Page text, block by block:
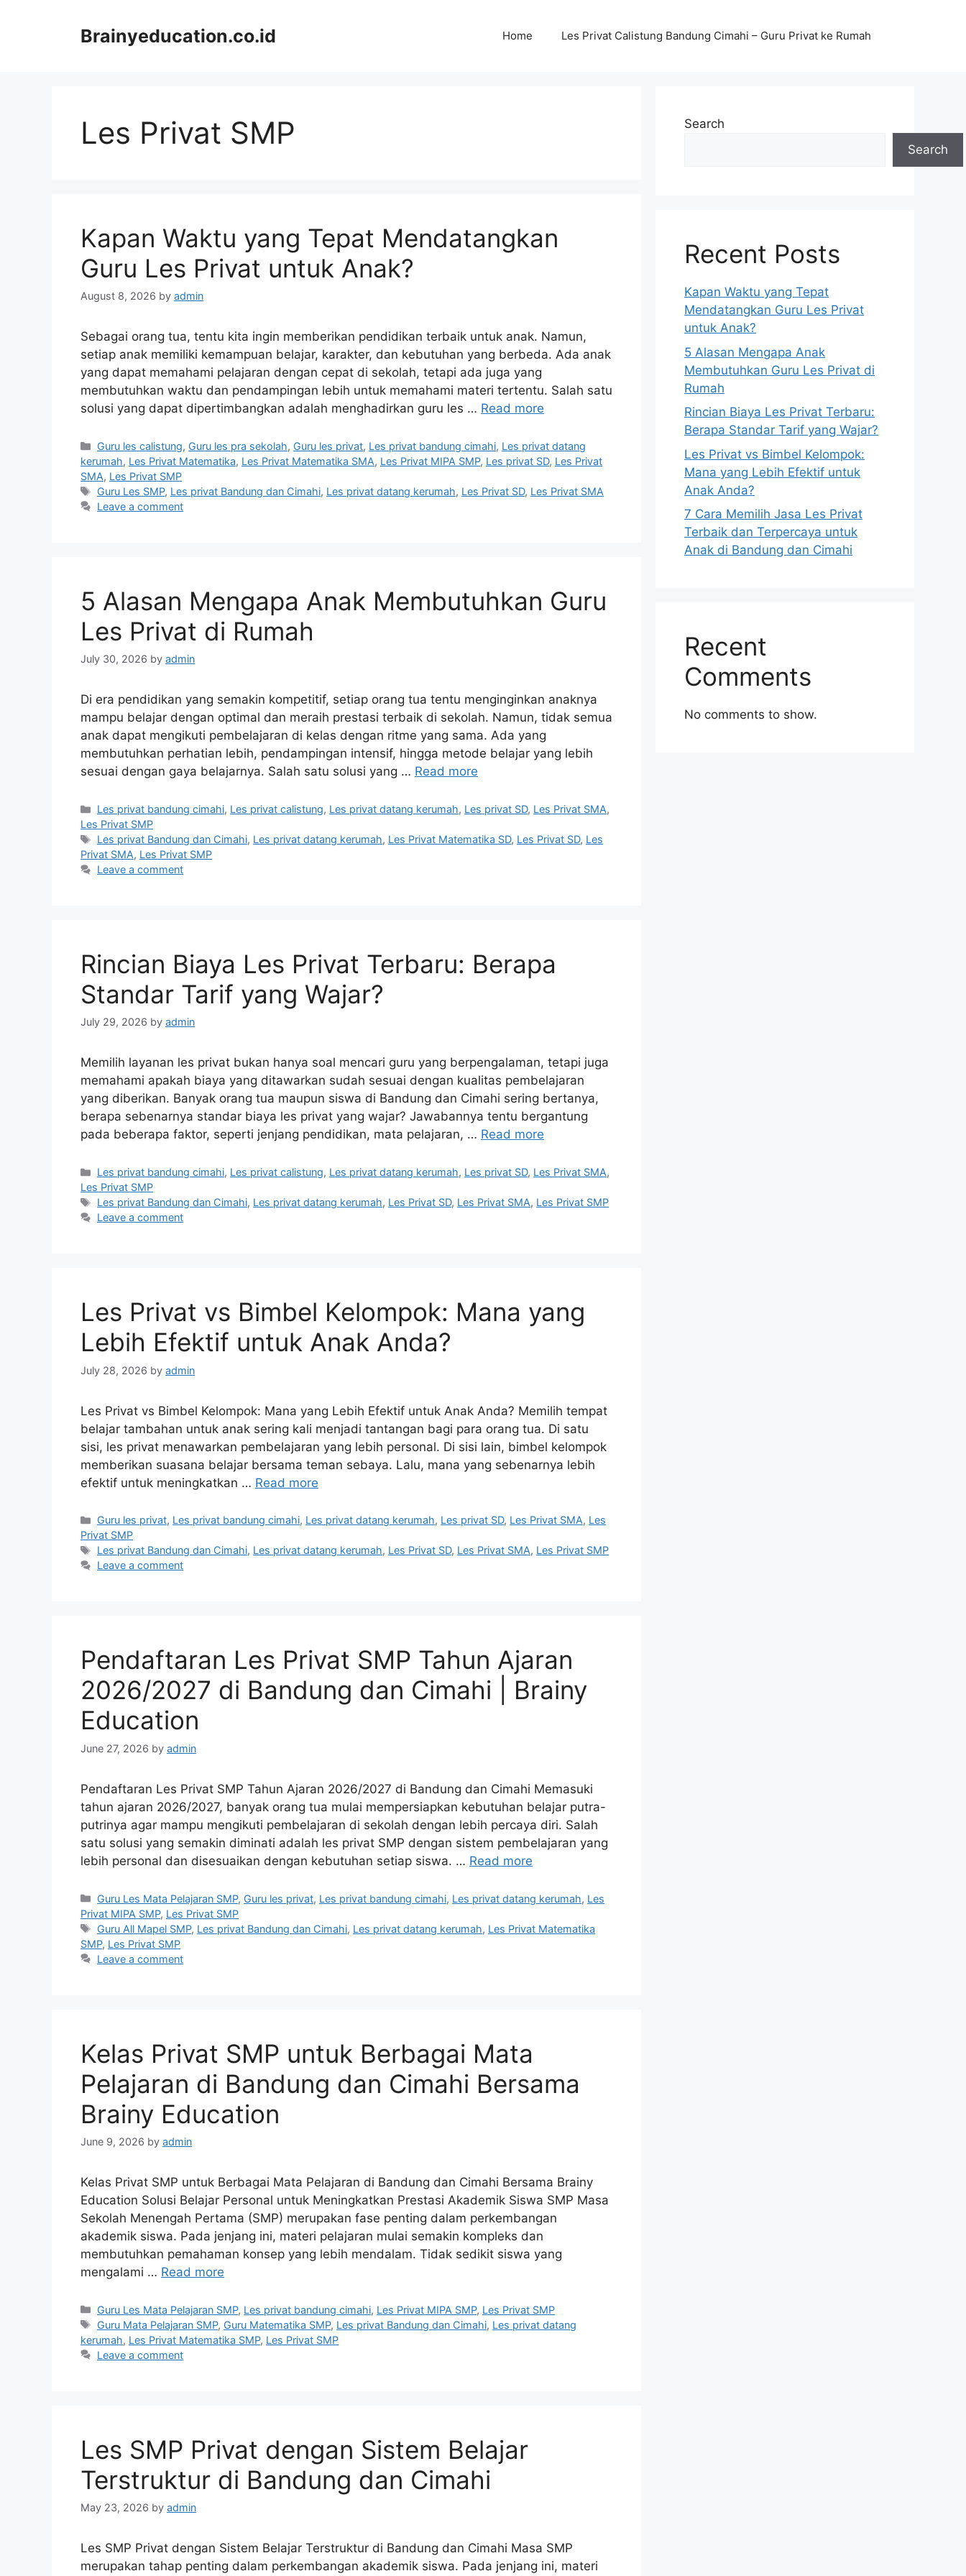
Brainyeducation.co.id Home Les Privat Calistung Bandung Cimahi – Guru Privat ke Rumah
Les Privat SMP
Kapan Waktu yang Tepat Mendatangkan
Guru Les Privat untuk Anak?
August 8, 2026 by admin
Sebagai orang tua, tentu kita ingin memberikan pendidikan terbaik untuk anak. Namun,
setiap anak memiliki kemampuan belajar, karakter, dan kebutuhan yang berbeda. Ada anak
yang dapat memahami pelajaran dengan cepat di sekolah, tetapi ada juga yang
membutuhkan waktu dan pendampingan lebih untuk memahami materi tertentu. Salah satu
solusi yang dapat dipertimbangkan adalah menghadirkan guru les … Read more
Categories
Guru les calistung, Guru les pra sekolah, Guru les privat, Les privat bandung cimahi, Les privat datang
kerumah, Les Privat Matematika, Les Privat Matematika SMA, Les Privat MIPA SMP, Les privat SD, Les Privat
SMA, Les Privat SMP
Tags
Guru Les SMP, Les privat Bandung dan Cimahi, Les privat datang kerumah, Les Privat SD, Les Privat SMA
Leave a comment
5 Alasan Mengapa Anak Membutuhkan Guru
Les Privat di Rumah
July 30, 2026 by admin
Di era pendidikan yang semakin kompetitif, setiap orang tua tentu menginginkan anaknya
mampu belajar dengan optimal dan meraih prestasi terbaik di sekolah. Namun, tidak semua
anak dapat mengikuti pembelajaran di kelas dengan ritme yang sama. Ada yang
membutuhkan perhatian lebih, pendampingan intensif, hingga metode belajar yang lebih
sesuai dengan gaya belajarnya. Salah satu solusi yang … Read more
Categories
Les privat bandung cimahi, Les privat calistung, Les privat datang kerumah, Les privat SD, Les Privat SMA,
Les Privat SMP
Tags
Les privat Bandung dan Cimahi, Les privat datang kerumah, Les Privat Matematika SD, Les Privat SD, Les
Privat SMA, Les Privat SMP
Leave a comment
Rincian Biaya Les Privat Terbaru: Berapa
Standar Tarif yang Wajar?
July 29, 2026 by admin
Memilih layanan les privat bukan hanya soal mencari guru yang berpengalaman, tetapi juga
memahami apakah biaya yang ditawarkan sudah sesuai dengan kualitas pembelajaran
yang diberikan. Banyak orang tua maupun siswa di Bandung dan Cimahi sering bertanya,
berapa sebenarnya standar biaya les privat yang wajar? Jawabannya tentu bergantung
pada beberapa faktor, seperti jenjang pendidikan, mata pelajaran, … Read more
Categories
Les privat bandung cimahi, Les privat calistung, Les privat datang kerumah, Les privat SD, Les Privat SMA,
Les Privat SMP
Tags
Les privat Bandung dan Cimahi, Les privat datang kerumah, Les Privat SD, Les Privat SMA, Les Privat SMP
Leave a comment
Les Privat vs Bimbel Kelompok: Mana yang
Lebih Efektif untuk Anak Anda?
July 28, 2026 by admin
Les Privat vs Bimbel Kelompok: Mana yang Lebih Efektif untuk Anak Anda? Memilih tempat
belajar tambahan untuk anak sering kali menjadi tantangan bagi para orang tua. Di satu
sisi, les privat menawarkan pembelajaran yang lebih personal. Di sisi lain, bimbel kelompok
memberikan suasana belajar bersama teman sebaya. Lalu, mana yang sebenarnya lebih
efektif untuk meningkatkan … Read more
Categories
Guru les privat, Les privat bandung cimahi, Les privat datang kerumah, Les privat SD, Les Privat SMA, Les
Privat SMP
Tags
Les privat Bandung dan Cimahi, Les privat datang kerumah, Les Privat SD, Les Privat SMA, Les Privat SMP
Leave a comment
Pendaftaran Les Privat SMP Tahun Ajaran
2026/2027 di Bandung dan Cimahi | Brainy
Education
June 27, 2026 by admin
Pendaftaran Les Privat SMP Tahun Ajaran 2026/2027 di Bandung dan Cimahi Memasuki
tahun ajaran 2026/2027, banyak orang tua mulai mempersiapkan kebutuhan belajar putra-
putrinya agar mampu mengikuti pembelajaran di sekolah dengan lebih percaya diri. Salah
satu solusi yang semakin diminati adalah les privat SMP dengan sistem pembelajaran yang
lebih personal dan disesuaikan dengan kebutuhan setiap siswa. … Read more
Categories
Guru Les Mata Pelajaran SMP, Guru les privat, Les privat bandung cimahi, Les privat datang kerumah, Les
Privat MIPA SMP, Les Privat SMP
Tags
Guru All Mapel SMP, Les privat Bandung dan Cimahi, Les privat datang kerumah, Les Privat Matematika
SMP, Les Privat SMP
Leave a comment
Kelas Privat SMP untuk Berbagai Mata
Pelajaran di Bandung dan Cimahi Bersama
Brainy Education
June 9, 2026 by admin
Kelas Privat SMP untuk Berbagai Mata Pelajaran di Bandung dan Cimahi Bersama Brainy
Education Solusi Belajar Personal untuk Meningkatkan Prestasi Akademik Siswa SMP Masa
Sekolah Menengah Pertama (SMP) merupakan fase penting dalam perkembangan
akademik siswa. Pada jenjang ini, materi pelajaran mulai semakin kompleks dan
membutuhkan pemahaman konsep yang lebih mendalam. Tidak sedikit siswa yang
mengalami … Read more
Categories
Guru Les Mata Pelajaran SMP, Les privat bandung cimahi, Les Privat MIPA SMP, Les Privat SMP
Tags
Guru Mata Pelajaran SMP, Guru Matematika SMP, Les privat Bandung dan Cimahi, Les privat datang
kerumah, Les Privat Matematika SMP, Les Privat SMP
Leave a comment
Les SMP Privat dengan Sistem Belajar
Terstruktur di Bandung dan Cimahi
May 23, 2026 by admin
Les SMP Privat dengan Sistem Belajar Terstruktur di Bandung dan Cimahi Masa SMP
merupakan tahap penting dalam perkembangan akademik siswa. Pada jenjang ini, materi
Search
Search
Recent Posts
Kapan Waktu yang Tepat
Mendatangkan Guru Les Privat
untuk Anak?
5 Alasan Mengapa Anak
Membutuhkan Guru Les Privat di
Rumah
Rincian Biaya Les Privat Terbaru:
Berapa Standar Tarif yang Wajar?
Les Privat vs Bimbel Kelompok:
Mana yang Lebih Efektif untuk
Anak Anda?
7 Cara Memilih Jasa Les Privat
Terbaik dan Terpercaya untuk
Anak di Bandung dan Cimahi
Recent
Comments
No comments to show.